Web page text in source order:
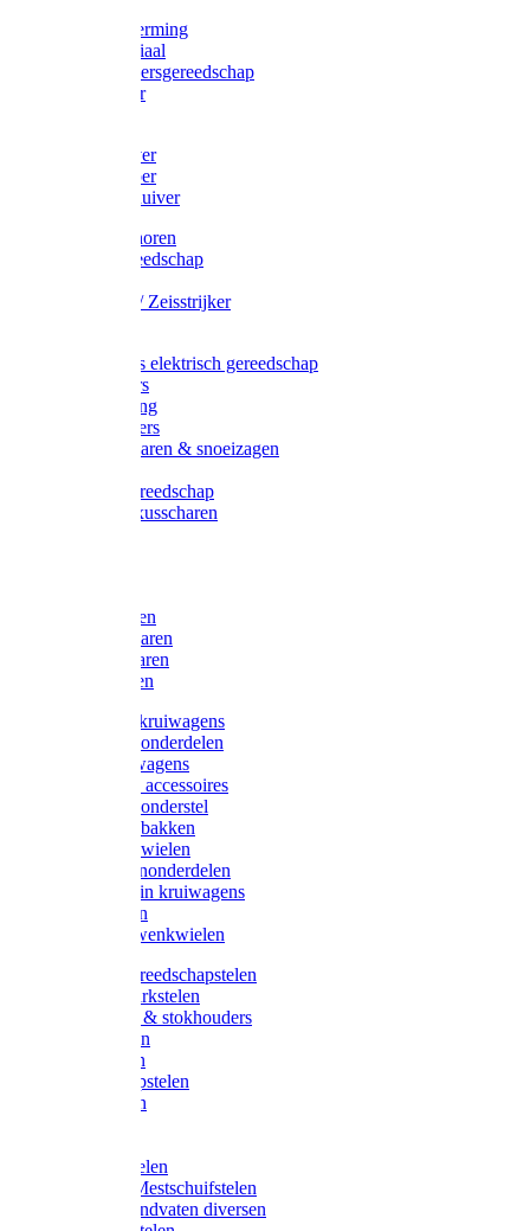
Kniebescherming
Afzetmateriaal
Stratenmakersgereedschap
Straathamer
Mestschuiver
Mestschraper
Sneeuwschuiver
Zeis toebehoren
Baggergereedschap
Wetstenen / Zeisstrijker
Accessoires elektrisch gereedschap
Grasmaaiers
Tuinreiniging
Robotmaaiers
Heggenscharen & snoeizagen
Klussen gereedschap
Gras & buxusscharen
Snoeischaren
Heggenscharen
Takkenscharen
Snoeimessen
Landbouwkruiwagens
Kruiwagenonderdelen
Bouwkruiwagens
Kruiwagen accessoires
Kruiwagenonderstel
Kruiwagenbakken
Kruiwagenwielen
Steekwagenonderdelen
Huis en Tuin kruiwagens
Steekwagen
Bok- en Zwenkwielen
Overige gereedschapstelen
Bezem-/Harkstelen
Handvaten & stokhouders
Hamerstelen
Spadestelen
Graanschopstelen
Schopstelen
Gardena stelen
Sneeuw- /Mestschuifstelen
Stelen / Handvaten diversen